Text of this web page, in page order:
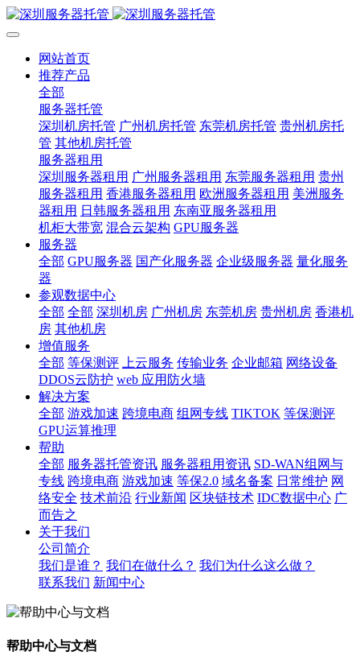
网站首页
推荐产品
全部
服务器托管
深圳机房托管 广州机房托管 东莞机房托管 贵州机房托
管 其他机房托管
服务器租用
深圳服务器租用 广州服务器租用 东莞服务器租用 贵州
服务器租用 香港服务器租用 欧洲服务器租用 美洲服务
器租用 日韩服务器租用 东南亚服务器租用
机柜大带宽 混合云架构 GPU服务器
服务器
全部 GPU服务器 国产化服务器 企业级服务器 量化服务
器
参观数据中心
全部 全部 深圳机房 广州机房 东莞机房 贵州机房 香港机
房 其他机房
增值服务
全部 等保测评 上云服务 传输业务 企业邮箱 网络设备
DDOS云防护 web 应用防火墙
解决方案
全部 游戏加速 跨境电商 组网专线 TIKTOK 等保测评
GPU运算推理
帮助
全部 服务器托管资讯 服务器租用资讯 SD-WAN组网与
专线 跨境电商 游戏加速 等保2.0 域名备案 日常维护 网
络安全 技术前沿 行业新闻 区块链技术 IDC数据中心 广
而告之
关于我们
公司简介
我们是谁？ 我们在做什么？ 我们为什么这么做？
联系我们 新闻中心
帮助中心与文档